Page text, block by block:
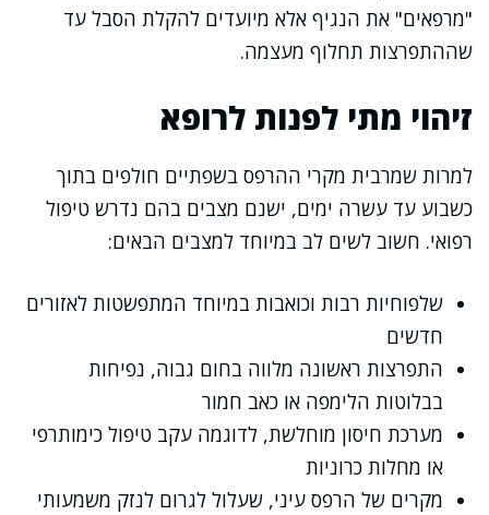
"מרפאים" את הנגיף אלא מיועדים להקלת הסבל עד
שההתפרצות תחלוף מעצמה.
זיהוי מתי לפנות לרופא
למרות שמרבית מקרי ההרפס בשפתיים חולפים בתוך
כשבוע עד עשרה ימים, ישנם מצבים בהם נדרש טיפול
רפואי. חשוב לשים לב במיוחד למצבים הבאים:
שלפוחיות רבות וכואבות במיוחד המתפשטות לאזורים
חדשים
התפרצות ראשונה מלווה בחום גבוה, נפיחות
בבלוטות הלימפה או כאב חמור
מערכת חיסון מוחלשת, לדוגמה עקב טיפול כימותרפי
או מחלות כרוניות
מקרים של הרפס עיני, שעלול לגרום לנזק משמעותי